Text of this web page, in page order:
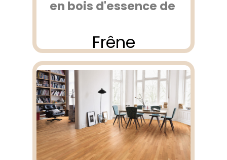
en bois d'essence de
Frêne